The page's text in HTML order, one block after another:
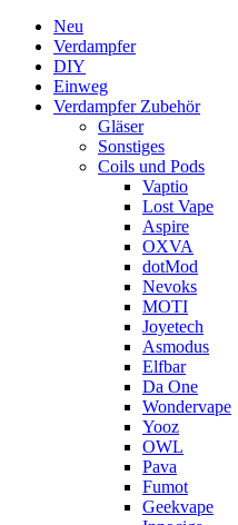
Neu
Verdampfer
DIY
Einweg
Verdampfer Zubehör
Gläser
Sonstiges
Coils und Pods
Vaptio
Lost Vape
Aspire
OXVA
dotMod
Nevoks
MOTI
Joyetech
Asmodus
Elfbar
Da One
Wondervape
Yooz
OWL
Pava
Fumot
Geekvape